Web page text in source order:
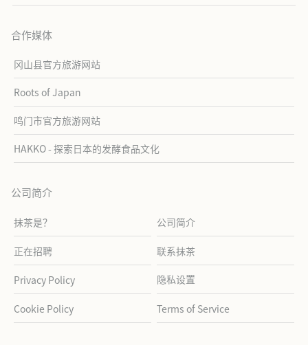
合作媒体
冈山县官方旅游网站
Roots of Japan
鸣门市官方旅游网站
HAKKO - 探索日本的发酵食品文化
公司简介
抹茶是？ 公司简介
正在招聘 联系抹茶
Privacy Policy 隐私设置
Cookie Policy Terms of Service